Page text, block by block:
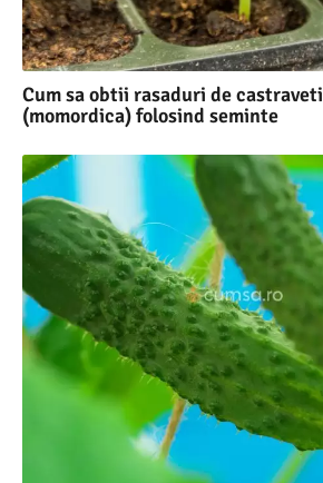
Cum sa obtii rasaduri de
(momordica) folosind seminte